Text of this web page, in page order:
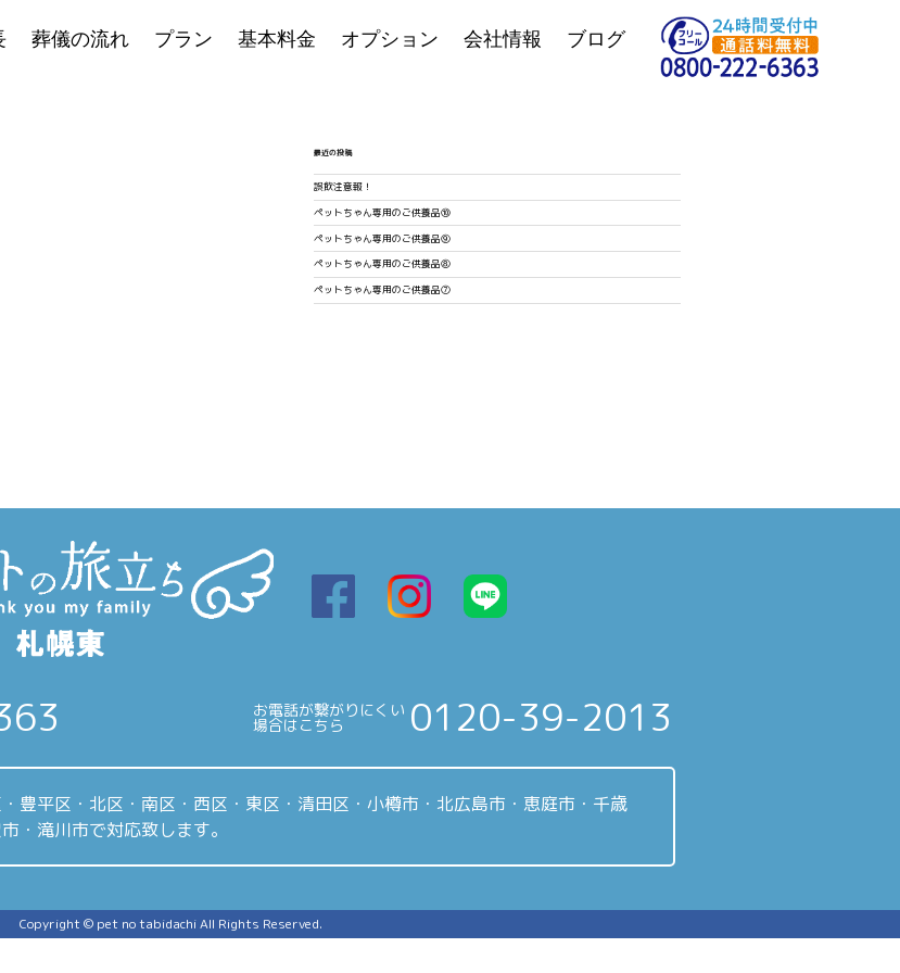
葬儀の流れ プラン 基本料金 オプション 会社情報 ブログ
最近の投稿
誤飲注意報！
ペットちゃん専用のご供養品⑩
ペットちゃん専用のご供養品⑨
ペットちゃん専用のご供養品⑧
ペットちゃん専用のご供養品⑦
お電話が繋がりにくい
場合はこちら 0120-39-2013
豊平区・北区・南区・西区・東区・清田区・小樽市・北広島市・恵庭市・千歳
・滝川市で対応致します。
Copyright © pet no tabidachi All Rights Reserved.